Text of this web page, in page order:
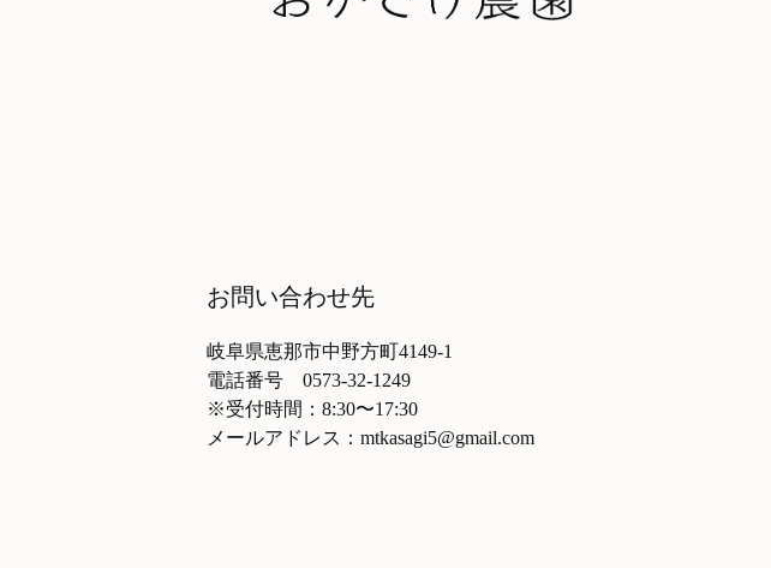
お問い合わせ先
岐阜県恵那市中野方町4149-1
電話番号 0573-32-1249
※受付時間：8:30〜17:30
メールアドレス：mtkasagi5@gmail.com